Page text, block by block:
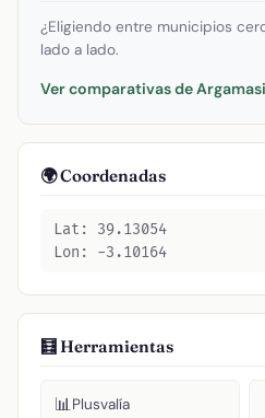
¿Eligiendo entre municipios
lado a lado.
Ver comparativas de
🌍 Coordenadas
Lat: 39.13054
Lon: -3.10164
🧮 Herramientas
📊Plusvalía